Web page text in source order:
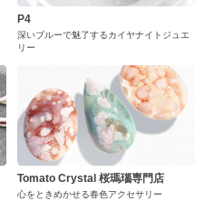
P4
深いブルーで魅了するカイヤナイトジュエ
リー
Tomato Crystal 桜瑪瑙専門店
心をときめかせる春色アクセサリー